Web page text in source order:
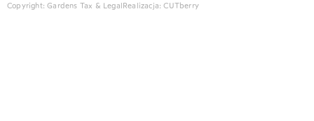
Copyright: Gardens Tax & LegalRealizacja:CUTberry